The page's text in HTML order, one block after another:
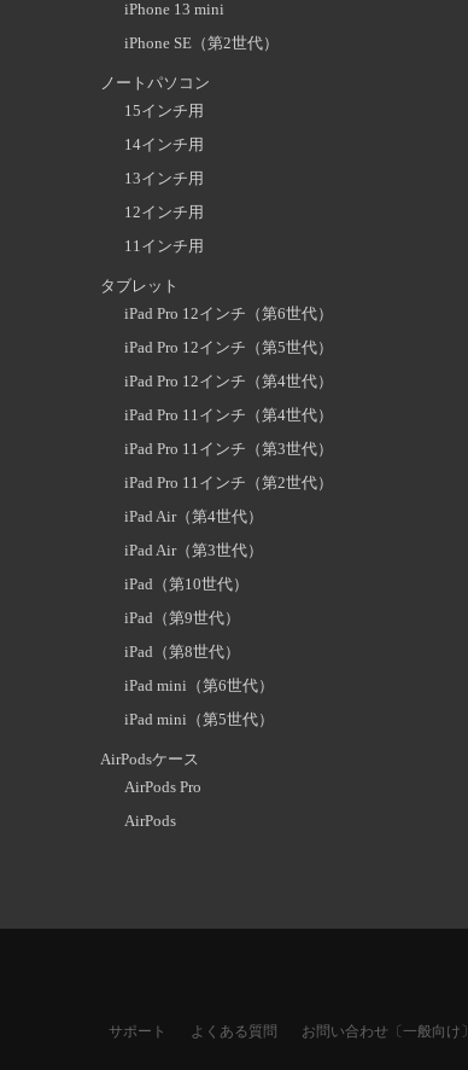
iPhone 13 mini
iPhone SE（第2世代）
ノートパソコン
15インチ用
14インチ用
13インチ用
12インチ用
11インチ用
タブレット
iPad Pro 12インチ（第6世代）
iPad Pro 12インチ（第5世代）
iPad Pro 12インチ（第4世代）
iPad Pro 11インチ（第4世代）
iPad Pro 11インチ（第3世代）
iPad Pro 11インチ（第2世代）
iPad Air（第4世代）
iPad Air（第3世代）
iPad（第10世代）
iPad（第9世代）
iPad（第8世代）
iPad mini（第6世代）
iPad mini（第5世代）
AirPodsケース
AirPods Pro
AirPods
サポート よくある質問 お問い合わせ〔一般向け〕